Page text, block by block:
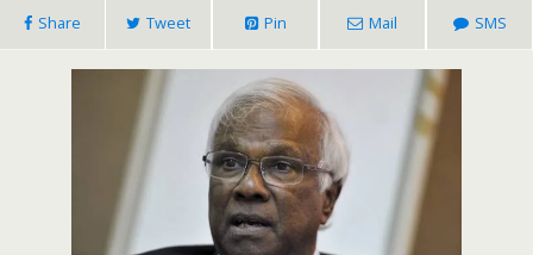
Share Tweet Pin Mail SMS